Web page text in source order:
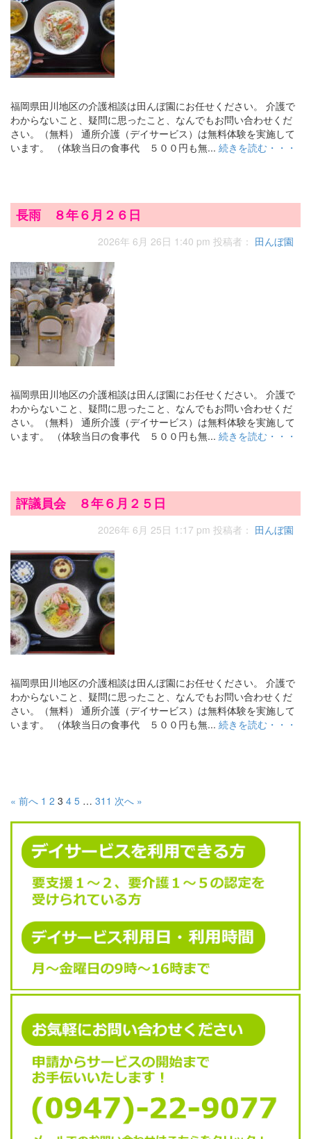
福岡県田川地区の介護相談は田んぼ園にお任せください。 介護で
わからないこと、疑問に思ったこと、なんでもお問い合わせくだ
さい。（無料） 通所介護（デイサービス）は無料体験を実施して
います。 （体験当日の食事代 ５００円も無... 続きを読む・・・
長雨 ８年６月２６日
2026年 6月 26日 1:40 pm 投稿者： 田んぼ園
福岡県田川地区の介護相談は田んぼ園にお任せください。 介護で
わからないこと、疑問に思ったこと、なんでもお問い合わせくだ
さい。（無料） 通所介護（デイサービス）は無料体験を実施して
います。 （体験当日の食事代 ５００円も無... 続きを読む・・・
評議員会 ８年６月２５日
2026年 6月 25日 1:17 pm 投稿者： 田んぼ園
福岡県田川地区の介護相談は田んぼ園にお任せください。 介護で
わからないこと、疑問に思ったこと、なんでもお問い合わせくだ
さい。（無料） 通所介護（デイサービス）は無料体験を実施して
います。 （体験当日の食事代 ５００円も無... 続きを読む・・・
« 前へ 1 2 3 4 5 … 311 次へ »